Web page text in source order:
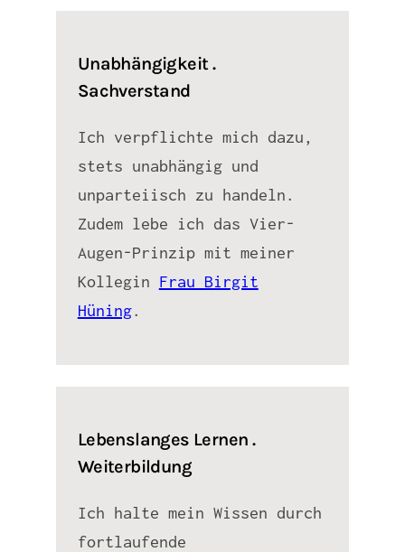
Unabhängigkeit .
Sachverstand
Ich verpflichte mich dazu,
stets unabhängig und
unparteiisch zu handeln.
Zudem lebe ich das Vier-
Augen-Prinzip mit meiner
Kollegin Frau Birgit
Hüning.
Lebenslanges Lernen .
Weiterbildung
Ich halte mein Wissen durch
fortlaufende